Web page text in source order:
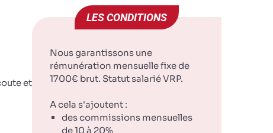
et
LES CONDITIONS
Nous garantissons une
rémunération mensuelle fixe de
1700€ brut. Statut salarié VRP.
A cela s'ajoutent :
des commissions mensuelles
de 10 à 20%